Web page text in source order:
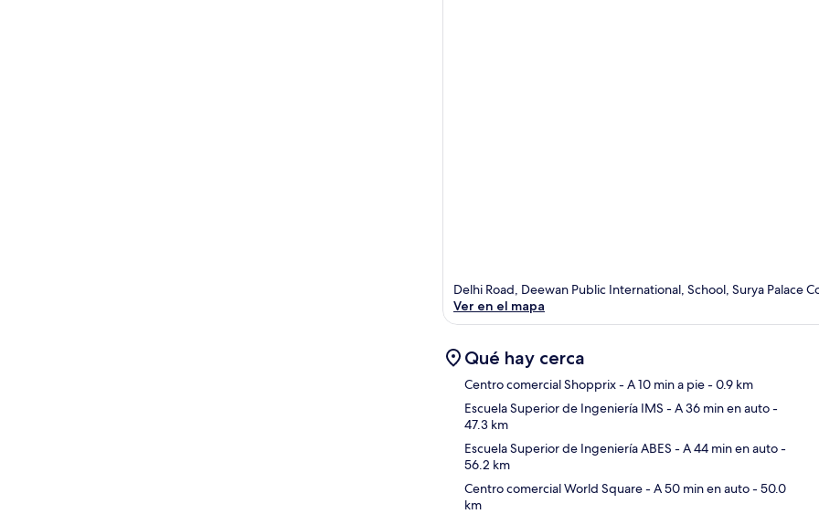
Delhi Road, Deewan Public International, School, Surya Palace
Ver en el mapa
Qué hay cerca
Centro comercial Shopprix- A 10 min a pie- 0.9 km
Escuela Superior de Ingeniería IMS - A 36 min en auto-
47.3 km
Escuela Superior de Ingeniería ABES - A 44 min en auto-
56.2 km
Centro comercial World Square- A 50 min en auto- 50.0
km